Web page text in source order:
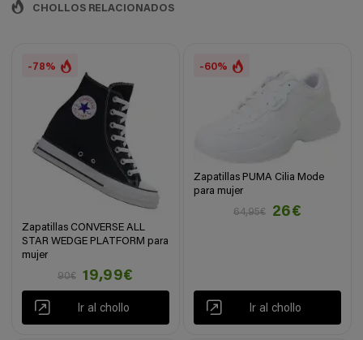
CHOLLOS RELACIONADOS
-78%
Zapatillas CONVERSE ALL
STAR WEDGE PLATFORM para
mujer
90€
19,99€
Ir al chollo
-60%
Zapatillas PUMA Cilia Mode
para mujer
64,95€
26€
Ir al chollo